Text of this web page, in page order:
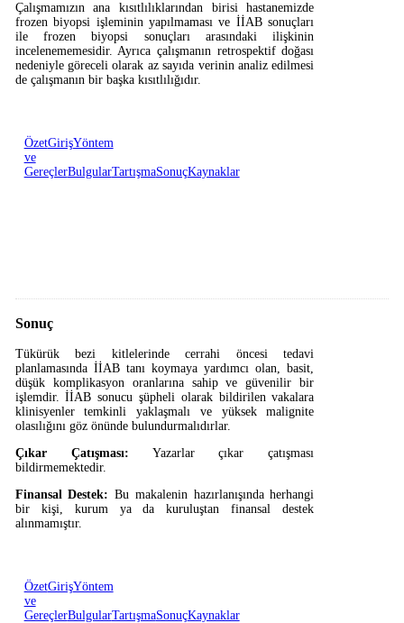
Çalışmamızın ana kısıtlılıklarından birisi hastanemizde
frozen biyopsi işleminin yapılmaması ve İİAB sonuçları
ile frozen biyopsi sonuçları arasındaki ilişkinin
incelenememesidir. Ayrıca çalışmanın retrospektif doğası
nedeniyle göreceli olarak az sayıda verinin analiz edilmesi
de çalışmanın bir başka kısıtlılığıdır.
ÖzetGirişYöntem
ve
GereçlerBulgularTartışmaSonuçKaynaklar
Sonuç
Tükürük bezi kitlelerinde cerrahi öncesi tedavi
planlamasında İİAB tanı koymaya yardımcı olan, basit,
düşük komplikasyon oranlarına sahip ve güvenilir bir
işlemdir. İİAB sonucu şüpheli olarak bildirilen vakalara
klinisyenler temkinli yaklaşmalı ve yüksek malignite
olasılığını göz önünde bulundurmalıdırlar.
Çıkar Çatışması: Yazarlar çıkar çatışması
bildirmemektedir.
Finansal Destek: Bu makalenin hazırlanışında herhangi
bir kişi, kurum ya da kuruluştan finansal destek
alınmamıştır.
ÖzetGirişYöntem
ve
GereçlerBulgularTartışmaSonuçKaynaklar